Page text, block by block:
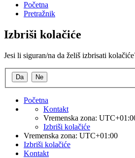
Početna
Pretražnik
Izbriši kolačiće
Jesi li siguran/na da želiš izbrisati
Početna
Kontakt
Vremenska zona:
Izbriši kolačiće
Vremenska zona: UTC+01:00
Izbriši kolačiće
Kontakt